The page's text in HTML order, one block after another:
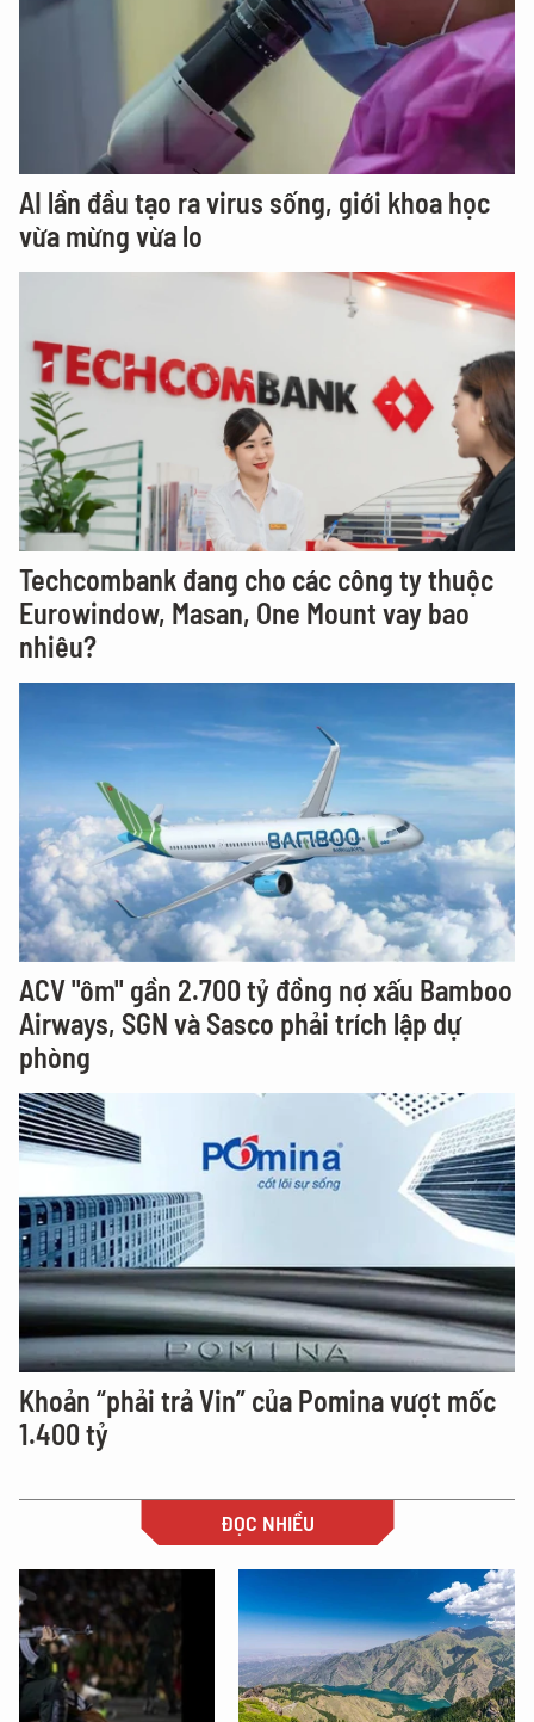
AI lần đầu tạo ra virus sống, giới khoa học
vừa mừng vừa lo
Techcombank đang cho các công ty thuộc
Eurowindow, Masan, One Mount vay bao
nhiêu?
ACV "ôm" gần 2.700 tỷ đồng nợ xấu Bamboo
Airways, SGN và Sasco phải trích lập dự
phòng
Khoản “phải trả Vin” của Pomina vượt mốc
1.400 tỷ
ĐỌC NHIỀU